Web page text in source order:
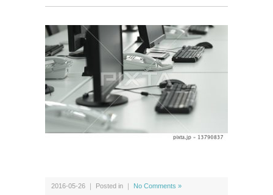
2016-05-26 ｜ Posted in ｜ No Comments »